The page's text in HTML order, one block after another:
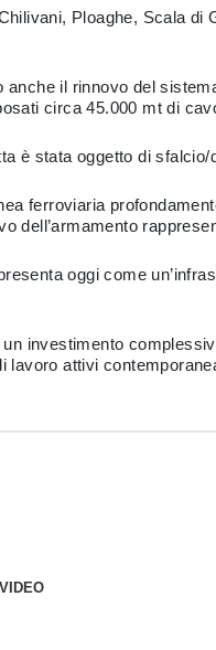
Ploaghe, Scala
il rinnovo del
circa 45.000 mt di
è stata oggetto di
ferroviaria
dell’armamento
oggi come
investimento
lavoro attivi
VIDEO